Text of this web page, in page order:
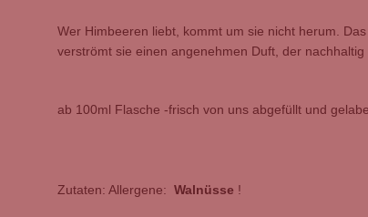
Wer Himbeeren liebt, kommt um sie nicht herum.
verströmt sie einen angenehmen Duft, der
ab 100ml Flasche -frisch von uns abgefüllt und
Zutaten: Allergene: Walnüsse !